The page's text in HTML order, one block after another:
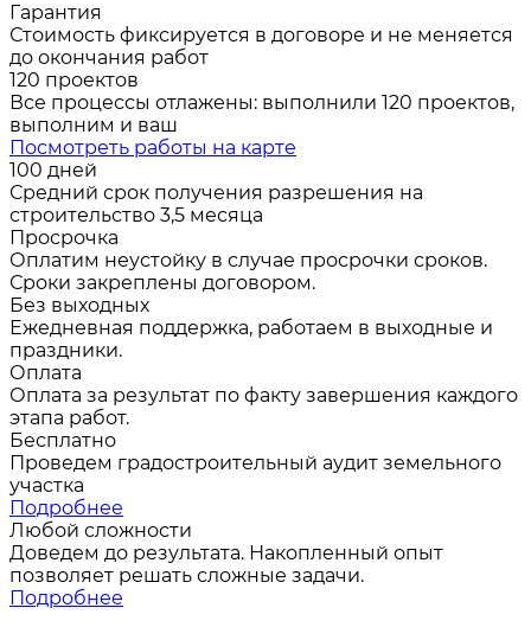
Гарантия
Стоимость фиксируется в договоре и не меняется
до окончания работ
120 проектов
Все процессы отлажены: выполнили 120 проектов,
выполним и ваш
Посмотреть работы на карте
100 дней
Средний срок получения разрешения на
строительство 3,5 месяца
Просрочка
Оплатим неустойку в случае просрочки сроков.
Сроки закреплены договором.
Без выходных
Ежедневная поддержка, работаем в выходные и
праздники.
Оплата
Оплата за результат по факту завершения каждого
этапа работ.
Бесплатно
Проведем градостроительный аудит земельного
участка
Подробнее
Любой сложности
Доведем до результата. Накопленный опыт
позволяет решать сложные задачи.
Подробнее